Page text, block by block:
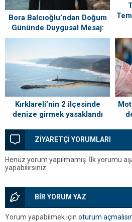
Bora Balcıoğlu’ndan Doğum
Gününde Duygusal Mesaj:
“Silivri’mi Çok Özlüyorum”
Kırklareli’nin 2 ilçesinde
denize girmek yasaklandı
ZİYARETÇİ YORUMLARI
Henüz yorum yapılmamış. İlk yorumu
yapabilirsiniz.
BİR YORUM YAZ
Yorum yapabilmek için oturum